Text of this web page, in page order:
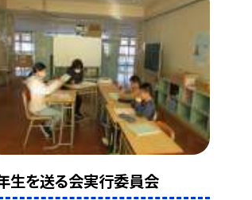
生を送る会実行委員会